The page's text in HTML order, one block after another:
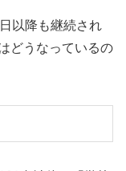
以降も継続され
どうなっているの